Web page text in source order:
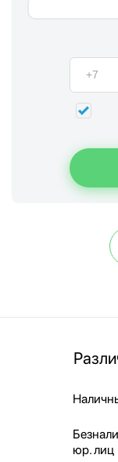
юр. лиц